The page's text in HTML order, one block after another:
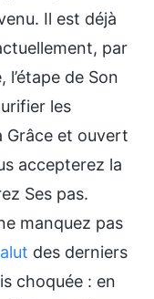
Il est déjà
par
l’étape de Son
les
Grâce et ouvert
accepterez la
Ses pas.
manquez pas
des derniers
choquée : en